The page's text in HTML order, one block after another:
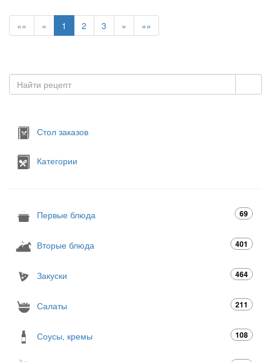
«« « 1 2 3 » »»
Стол заказов
Категории
Первые блюда 69
Вторые блюда 401
Закуски 464
Салаты 211
Соусы, кремы 108